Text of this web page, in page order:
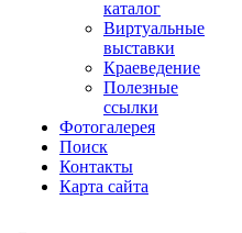
каталог
Виртуальные
выставки
Краеведение
Полезные
ссылки
Фотогалерея
Поиск
Контакты
Карта сайта